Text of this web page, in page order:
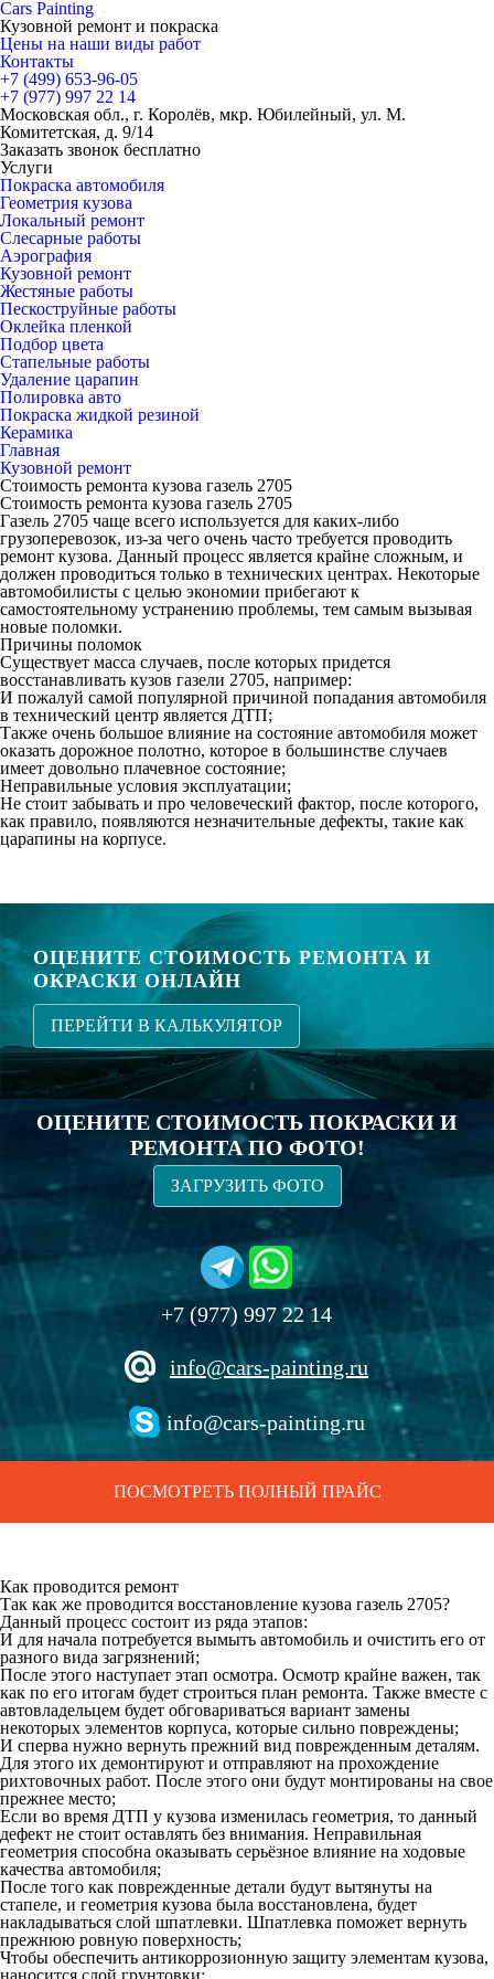
Cars Painting
Кузовной ремонт и покраска
Цены на наши виды работ
Контакты
+7 (499) 653-96-05
+7 (977) 997 22 14
Московская обл., г. Королёв, мкр. Юбилейный, ул. М.
Комитетская, д. 9/14
Заказать звонок бесплатно
Услуги
Покраска автомобиля
Геометрия кузова
Локальный ремонт
Слесарные работы
Аэрография
Кузовной ремонт
Жестяные работы
Пескоструйные работы
Оклейка пленкой
Подбор цвета
Стапельные работы
Удаление царапин
Полировка авто
Покраска жидкой резиной
Керамика
Главная
Кузовной ремонт
Стоимость ремонта кузова газель 2705
Стоимость ремонта кузова газель 2705
Газель 2705 чаще всего используется для каких-либо
грузоперевозок, из-за чего очень часто требуется проводить
ремонт кузова. Данный процесс является крайне сложным, и
должен проводиться только в технических центрах. Некоторые
автомобилисты с целью экономии прибегают к
самостоятельному устранению проблемы, тем самым вызывая
новые поломки.
Причины поломок
Существует масса случаев, после которых придется
восстанавливать кузов газели 2705, например:
И пожалуй самой популярной причиной попадания автомобиля
в технический центр является ДТП;
Также очень большое влияние на состояние автомобиля может
оказать дорожное полотно, которое в большинстве случаев
имеет довольно плачевное состояние;
Неправильные условия эксплуатации;
Не стоит забывать и про человеческий фактор, после которого,
как правило, появляются незначительные дефекты, такие как
царапины на корпусе.
ОЦЕНИТЕ СТОИМОСТЬ РЕМОНТА И
ОКРАСКИ ОНЛАЙН
ПЕРЕЙТИ В КАЛЬКУЛЯТОР
ОЦЕНИТЕ СТОИМОСТЬ ПОКРАСКИ И
РЕМОНТА ПО ФОТО!
ЗАГРУЗИТЬ ФОТО
+7 (977) 997 22 14
info@cars-painting.ru
info@cars-painting.ru
ПОСМОТРЕТЬ ПОЛНЫЙ ПРАЙС
Как проводится ремонт
Так как же проводится восстановление кузова газель 2705?
Данный процесс состоит из ряда этапов:
И для начала потребуется вымыть автомобиль и очистить его от
разного вида загрязнений;
После этого наступает этап осмотра. Осмотр крайне важен, так
как по его итогам будет строиться план ремонта. Также вместе с
автовладельцем будет обговариваться вариант замены
некоторых элементов корпуса, которые сильно повреждены;
И сперва нужно вернуть прежний вид поврежденным деталям.
Для этого их демонтируют и отправляют на прохождение
рихтовочных работ. После этого они будут монтированы на свое
прежнее место;
Если во время ДТП у кузова изменилась геометрия, то данный
дефект не стоит оставлять без внимания. Неправильная
геометрия способна оказывать серьёзное влияние на ходовые
качества автомобиля;
После того как поврежденные детали будут вытянуты на
стапеле, и геометрия кузова была восстановлена, будет
накладываться слой шпатлевки. Шпатлевка поможет вернуть
прежнюю ровную поверхность;
Чтобы обеспечить антикоррозионную защиту элементам кузова,
наносится слой грунтовки;